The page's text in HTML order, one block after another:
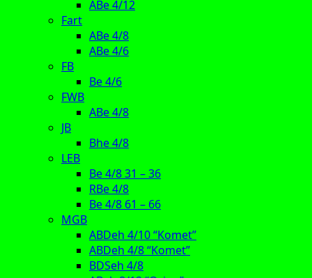
ABe 4/12
Fart
ABe 4/8
ABe 4/6
FB
Be 4/6
FWB
ABe 4/8
JB
Bhe 4/8
LEB
Be 4/8 31 – 36
RBe 4/8
Be 4/8 61 – 66
MGB
ABDeh 4/10 “Komet”
ABDeh 4/8 “Komet”
BDSeh 4/8